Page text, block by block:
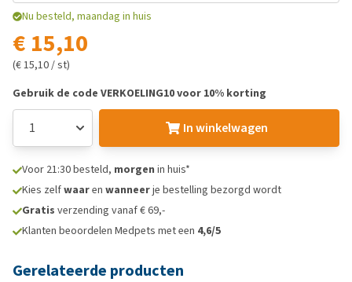
Nu besteld, maandag in huis
€ 15,10
(€ 15,10 / st)
Gebruik de code VERKOELING10 voor 10% korting
In winkelwagen
Voor 21:30 besteld, morgen in huis*
Kies zelfwaaren wanneerje bestelling bezorgd wordt
Gratis verzending vanaf € 69,-
Klanten beoordelen Medpets met een 4,6/5
Gerelateerde producten